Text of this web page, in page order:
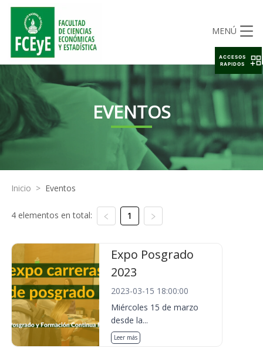
MENÚ
EVENTOS
Inicio > Eventos
4 elementos en total: 1
Expo Posgrado
2023
2023-03-15 18:00:00
Miércoles 15 de marzo
desde la...
Leer más
ACCESOS
RAPIDOS